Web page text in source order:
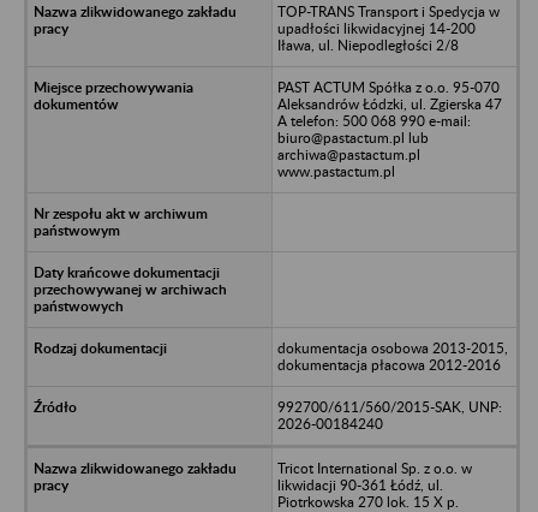
TOP-TRANS Transport i Spedycja w
upadłości likwidacyjnej 14-200
Iława, ul. Niepodległości 2/8
PAST ACTUM Spółka z o.o. 95-070
Aleksandrów Łódzki, ul. Zgierska 47
A telefon: 500 068 990 e-mail:
biuro@pastactum.pl lub
archiwa@pastactum.pl
www.pastactum.pl
dokumentacja osobowa 2013-2015,
dokumentacja płacowa 2012-2016
992700/611/560/2015-SAK, UNP:
2026-00184240
Tricot International Sp. z o.o. w
likwidacji 90-361 Łódź, ul.
Piotrkowska 270 lok. 15 X p.